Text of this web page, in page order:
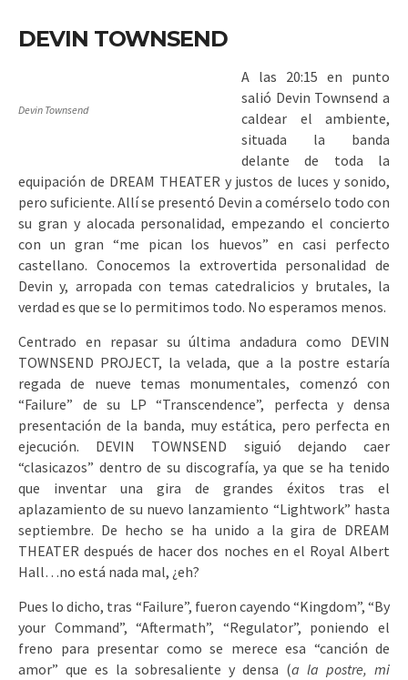
DEVIN TOWNSEND
Devin Townsend
A las 20:15 en punto
salió Devin Townsend a
caldear el ambiente,
situada la banda
delante de toda la
equipación de DREAM THEATER y justos de luces y sonido,
pero suficiente. Allí se presentó Devin a comérselo todo con
su gran y alocada personalidad, empezando el concierto
con un gran “me pican los huevos” en casi perfecto
castellano. Conocemos la extrovertida personalidad de
Devin y, arropada con temas catedralicios y brutales, la
verdad es que se lo permitimos todo. No esperamos menos.
Centrado en repasar su última andadura como DEVIN
TOWNSEND PROJECT, la velada, que a la postre estaría
regada de nueve temas monumentales, comenzó con
“Failure” de su LP “Transcendence”, perfecta y densa
presentación de la banda, muy estática, pero perfecta en
ejecución. DEVIN TOWNSEND siguió dejando caer
“clasicazos” dentro de su discografía, ya que se ha tenido
que inventar una gira de grandes éxitos tras el
aplazamiento de su nuevo lanzamiento “Lightwork” hasta
septiembre. De hecho se ha unido a la gira de DREAM
THEATER después de hacer dos noches en el Royal Albert
Hall…no está nada mal, ¿eh?
Pues lo dicho, tras “Failure”, fueron cayendo “Kingdom”, “By
your Command”, “Aftermath”, “Regulator”, poniendo el
freno para presentar como se merece esa “canción de
amor” que es la sobresaliente y densa (a la postre, mi